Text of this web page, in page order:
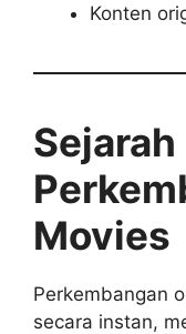
Konten
Sejarah
Movies
Perkembangan
secara instan,